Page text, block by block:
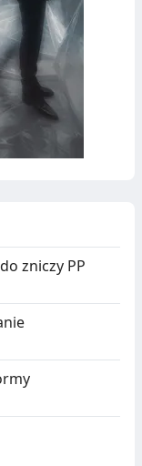
zniczy PP